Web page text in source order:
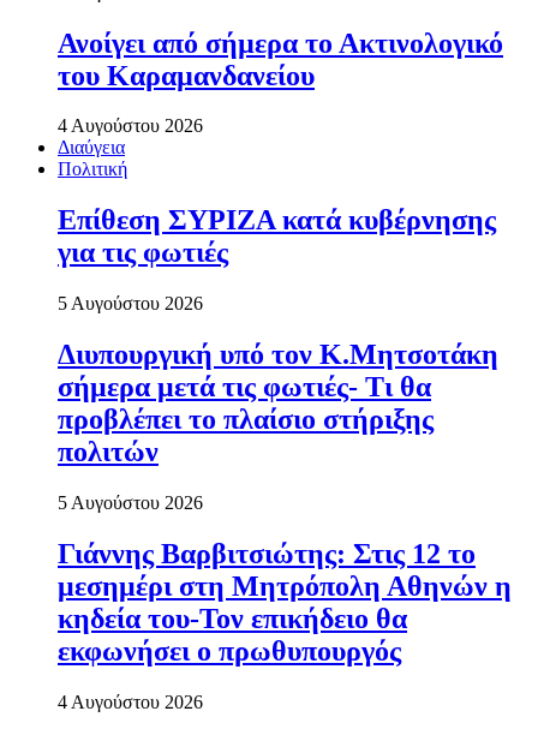
Ανοίγει από σήµερα το Ακτινολογικό
του Καραµανδανείου
4 Αυγούστου 2026
Διαύγεια
Πολιτική
Επίθεση ΣΥΡΙΖΑ κατά κυβέρνησης
για τις φωτιές
5 Αυγούστου 2026
Διυπουργική υπό τον Κ.Μητσοτάκη
σήμερα μετά τις φωτιές- Τι θα
προβλέπει το πλαίσιο στήριξης
πολιτών
5 Αυγούστου 2026
Γιάννης Βαρβιτσιώτης: Στις 12 το
μεσημέρι στη Μητρόπολη Αθηνών η
κηδεία του-Τον επικήδειο θα
εκφωνήσει ο πρωθυπουργός
4 Αυγούστου 2026